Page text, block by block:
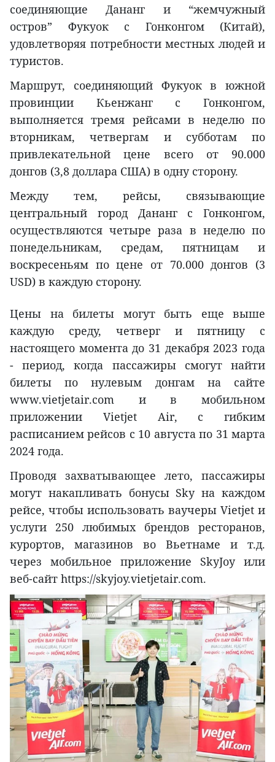
соединяющие Дананг и “жемчужный
остров” Фукуок с Гонконгом (Китай),
удовлетворяя потребности местных людей и
туристов.
Маршрут, соединяющий Фукуок в южной
провинции Кьенжанг с Гонконгом,
выполняется тремя рейсами в неделю по
вторникам, четвергам и субботам по
привлекательной цене всего от 90.000
донгов (3,8 доллара США) в одну сторону.
Между тем, рейсы, связывающие
центральный город Дананг с Гонконгом,
осуществляются четыре раза в неделю по
понедельникам, средам, пятницам и
воскресеньям по цене от 70.000 донгов (3
USD) в каждую сторону.
Цены на билеты могут быть еще выше
каждую среду, четверг и пятницу с
настоящего момента до 31 декабря 2023 года
- период, когда пассажиры смогут найти
билеты по нулевым донгам на сайте
www.vietjetair.com и в мобильном
приложении Vietjet Air, с гибким
расписанием рейсов с 10 августа по 31 марта
2024 года.
Проводя захватывающее лето, пассажиры
могут накапливать бонусы Sky на каждом
рейсе, чтобы использовать ваучеры Vietjet и
услуги 250 любимых брендов ресторанов,
курортов, магазинов во Вьетнаме и т.д.
через мобильное приложение SkyJoy или
веб-сайт https://skyjoy.vietjetair.com.